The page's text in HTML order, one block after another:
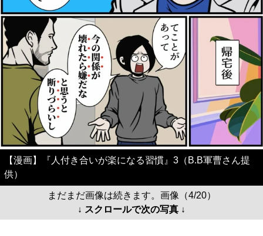
【漫画】『人付き合いが楽になる習慣』3（B.B軍曹さん提
供）
まだまだ画像は続きます。画像（4/20）
↓ スクロールで次の写真 ↓